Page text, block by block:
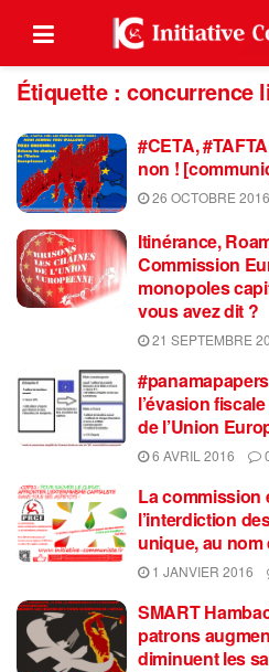
Étiquette :concurrence
#CETA,
non !
26 OCTOBRE 2016
Itinérance,
Commission
monopoles
vous avez dit ?
21 SEPTEMBRE
l’évasion
de l’Union
6 AVRIL 2016
La commission
l’interdiction
unique, au
1 JANVIER 2016
SMART
patrons
diminuent les